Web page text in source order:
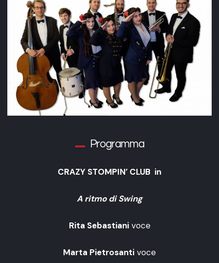
Programma
CRAZY STOMPIN’ CLUB in
A ritmo di Swing
Rita Sebastianivoce
Marta Pietrosanti voce